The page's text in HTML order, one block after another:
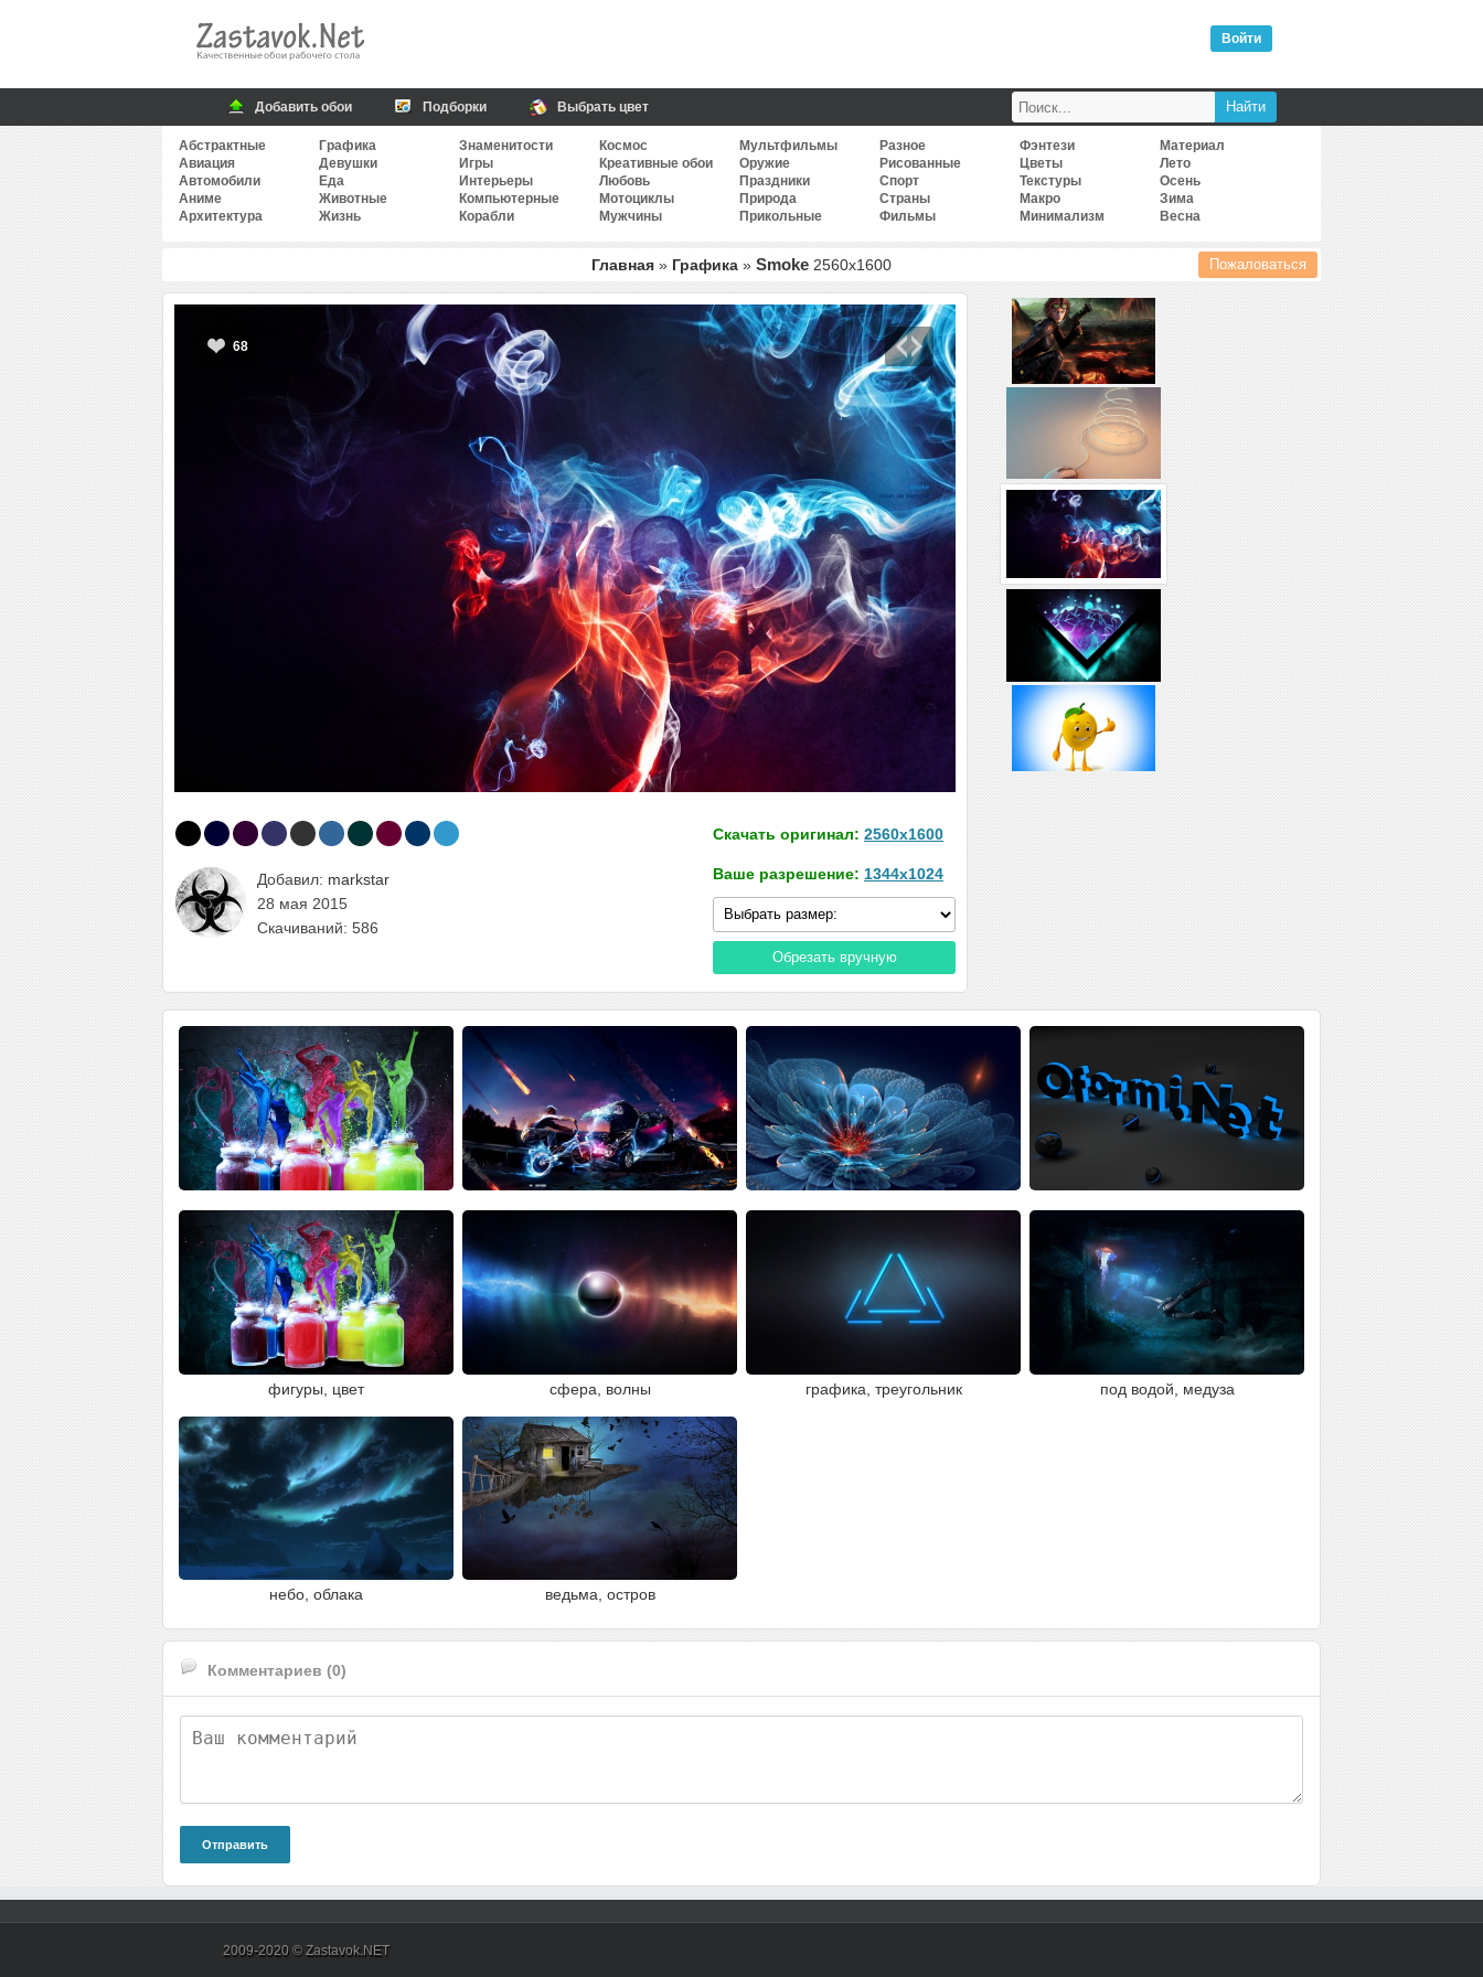
Войти
Добавить обои Подборки Выбрать цвет
Абстрактные
Авиация
Автомобили
Аниме
Архитектура
Графика
Девушки
Еда
Животные
Жизнь
Знаменитости
Игры
Интерьеры
Компьютерные
Корабли
Космос
Креативные обои
Любовь
Мотоциклы
Мужчины
Мультфильмы
Оружие
Праздники
Природа
Прикольные
Разное
Рисованные
Спорт
Страны
Фильмы
Фэнтези
Цветы
Текстуры
Макро
Минимализм
Материал
Лето
Осень
Зима
Весна
Главная » Графика » Smoke 2560x1600 Пожаловаться
68
Добавил: markstar
28 мая 2015
Скачиваний: 586
Скачать оригинал: 2560x1600
Ваше разрешение: 1344x1024
Обрезать вручную
фигуры, цвет сфера, волны графика, треугольник под водой, медуза
небо, облака ведьма, остров
Комментариев (0)
Отправить
2009-2020 © Zastavok.NET